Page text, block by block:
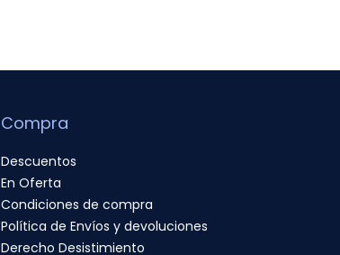
Compra
Descuentos
En Oferta
Condiciones de compra
Política de Envíos y devoluciones
Derecho Desistimiento